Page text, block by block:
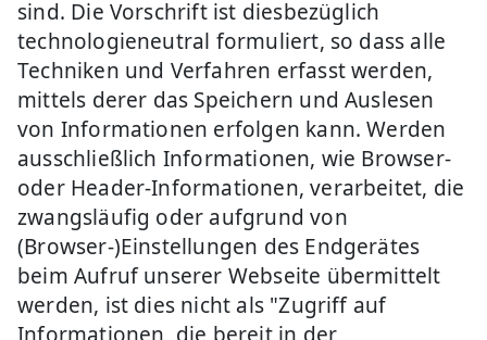
sind. Die Vorschrift ist diesbezüglich
technologieneutral formuliert, so dass alle
Techniken und Verfahren erfasst werden,
mittels derer das Speichern und Auslesen
von Informationen erfolgen kann. Werden
ausschließlich Informationen, wie Browser-
oder Header-Informationen, verarbeitet, die
zwangsläufig oder aufgrund von
(Browser-)Einstellungen des Endgerätes
beim Aufruf unserer Webseite übermittelt
werden, ist dies nicht als "Zugriff auf